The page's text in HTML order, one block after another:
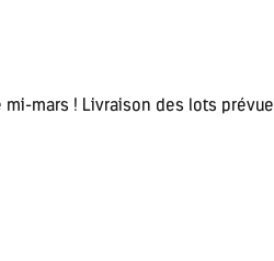
mars ! Livraison des lots prévue